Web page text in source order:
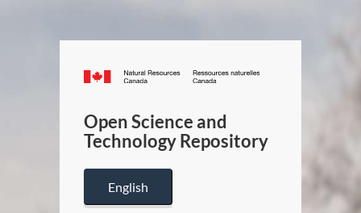
Canada.ca
/
Canada
Open Science and
Technology Repository
English